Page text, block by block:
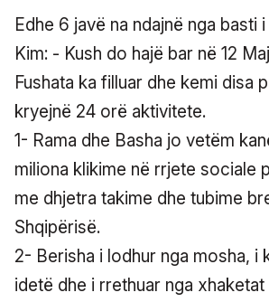
Edhe 6 javë na ndajnë nga basti
Kim: - Kush do hajë bar në 12
Fushata ka filluar dhe kemi disa
kryejnë 24 orë aktivitete.
1- Rama dhe Basha jo vetëm
miliona klikime në rrjete sociale
me dhjetra takime dhe tubime
Shqipërisë.
2- Berisha i lodhur nga mosha, i
idetë dhe i rrethuar nga